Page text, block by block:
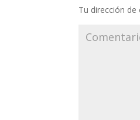
Tu dirección